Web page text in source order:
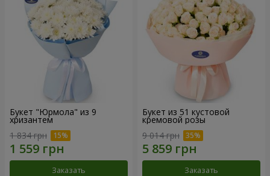
Букет "Юрмола" из 9
хризантем
1 834 грн
Заказать
Букет из 51 кустовой
кремовой розы
9 014 грн
Заказать